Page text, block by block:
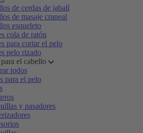
de cerdas de jabalí
de masaje craneal
esqueleto
cola de ratón
para cortar el pelo
pelo rizado
el cabello
todos
para el pelo
y pasadores